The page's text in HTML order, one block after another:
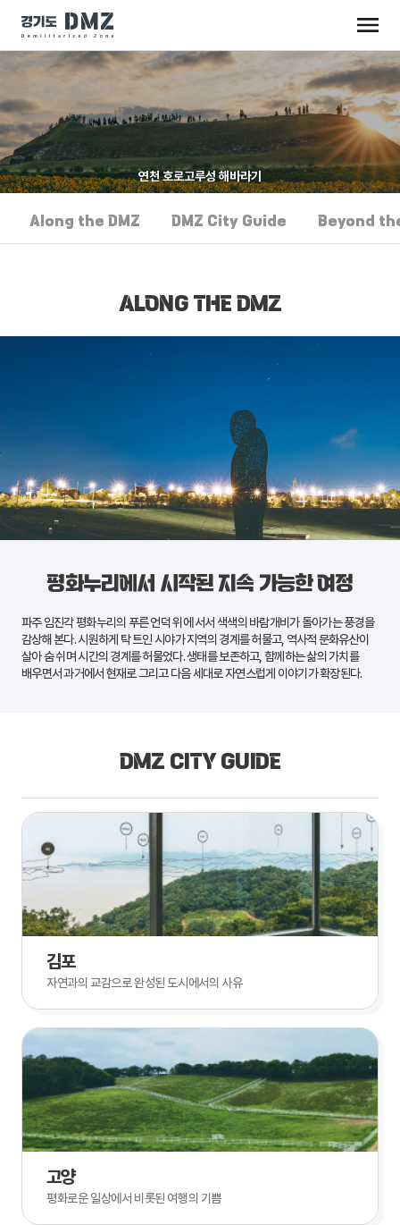
연천 호로고루성 해바라기
Along the DMZ DMZ City Guide Beyond
ALONG THE DMZ
평화누리에서 시작된 지속 가능한 여정
파주임진각 평화누리의 푸른 언덕 위에 서서 색색의 바람개비가 돌아가는 풍경을
감상해 본다. 시원하게 탁 트인 시야가 지역의 경계를 허물고, 역사적 문화유산이
살아 숨 쉬며 시간의 경계를 허물었다. 생태를 보존하고, 함께하는 삶의 가치를
배우면서 과거에서 현재로 그리고 다음 세대로 자연스럽게 이야기가 확장된다.
DMZ CITY GUIDE
김포
자연과의 교감으로 완성된 도시에서의 사유
고양
평화로운 일상에서 비롯된 여행의 기쁨